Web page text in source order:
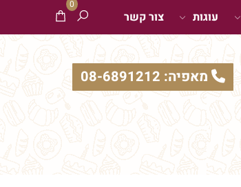
מאפיה: 08-6891212
0
עוגות צור קשר